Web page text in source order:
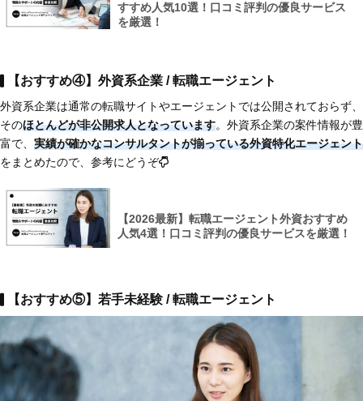
すすめ人気10選！口コミ評判の優良サービス
を厳選！
【おすすめ④】外資系企業 / 転職エージェント
外資系企業は通常の転職サイトやエージェントでは公開されておらず、
そのほとんどが非公開求人となっています。外資系企業の案件情報が豊
富で、 実績が確かなコンサルタントが揃っている外資特化エージェント
をまとめたので、参考にどうぞ
【2026最新】転職エージェント外資おすすめ
人気4選！口コミ評判の優良サービスを厳選！
【おすすめ⑤】若手未経験 / 転職エージェント